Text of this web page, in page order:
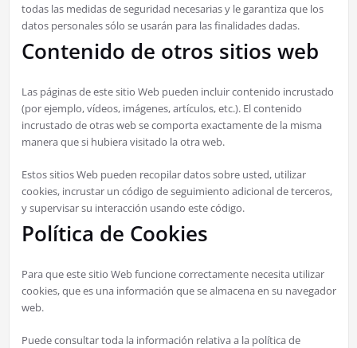
todas las medidas de seguridad necesarias y le garantiza que los
datos personales sólo se usarán para las finalidades dadas.
Contenido de otros sitios web
Las páginas de este sitio Web pueden incluir contenido incrustado
(por ejemplo, vídeos, imágenes, artículos, etc.). El contenido
incrustado de otras web se comporta exactamente de la misma
manera que si hubiera visitado la otra web.
Estos sitios Web pueden recopilar datos sobre usted, utilizar
cookies, incrustar un código de seguimiento adicional de terceros,
y supervisar su interacción usando este código.
Política de Cookies
Para que este sitio Web funcione correctamente necesita utilizar
cookies, que es una información que se almacena en su navegador
web.
Puede consultar toda la información relativa a la política de